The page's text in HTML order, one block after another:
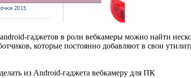
гаджетов в роли вебкамеры можно найти
которые постоянно добавляют в свои
из Android-гаджета вебкамеру для ПК